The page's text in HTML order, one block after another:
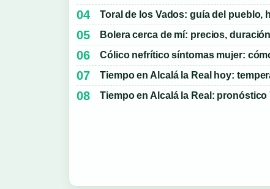
Toral de los Vados: guía del pueblo,
Bolera cerca de mí: precios,
Cólico nefrítico síntomas mujer:
Tiempo en Alcalá la Real hoy:
Tiempo en Alcalá la Real: pronóstico